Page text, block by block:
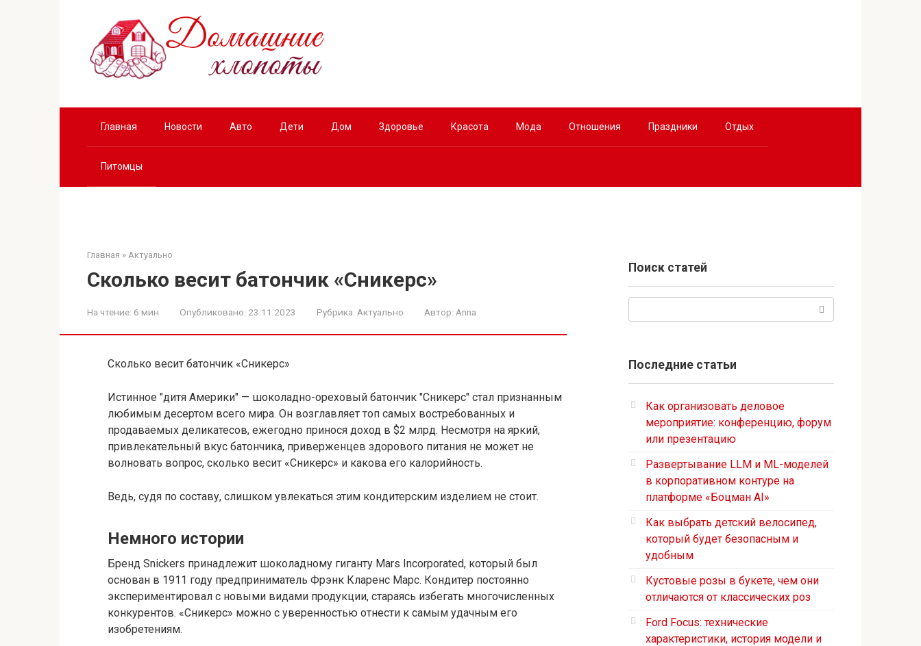
Главная Новости Авто Дети Дом Здоровье Красота Мода Отношения Праздники Отдых
Питомцы
Главная » Актуально
Сколько весит батончик «Сникерс»
На чтение: 6 мин Опубликовано: 23.11.2023 Рубрика: Актуально Автор: Anna
Сколько весит батончик «Сникерс»
Истинное "дитя Америки" — шоколадно-ореховый батончик "Сникерс" стал признанным
любимым десертом всего мира. Он возглавляет топ самых востребованных и
продаваемых деликатесов, ежегодно принося доход в $2 млрд. Несмотря на яркий,
привлекательный вкус батончика, приверженцев здорового питания не может не
волновать вопрос, сколько весит «Сникерс» и какова его калорийность.
Ведь, судя по составу, слишком увлекаться этим кондитерским изделием не стоит.
Немного истории
Бренд Snickers принадлежит шоколадному гиганту Mars Incorporated, который был
основан в 1911 году предприниматель Фрэнк Кларенс Марс. Кондитер постоянно
экспериментировал с новыми видами продукции, стараясь избегать многочисленных
конкурентов. «Сникерс» можно с уверенностью отнести к самым удачным его
изобретениям.
Поиск статей
Последние статьи
Как организовать деловое
мероприятие: конференцию, форум
или презентацию
Развертывание LLM и ML-моделей
в корпоративном контуре на
платформе «Боцман AI»
Как выбрать детский велосипед,
который будет безопасным и
удобным
Кустовые розы в букете, чем они
отличаются от классических роз
Ford Focus: технические
характеристики, история модели и